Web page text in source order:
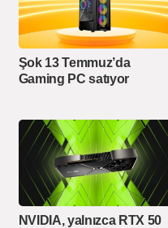
Şok 13 Temmuz’da
Gaming PC satıyor
NVIDIA, yalnızca RTX 50